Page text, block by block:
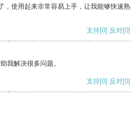
，使用起来非常容易上手，让我能够快速熟
支持[0] 反对[0]
我解决很多问题。
支持[0] 反对[0]